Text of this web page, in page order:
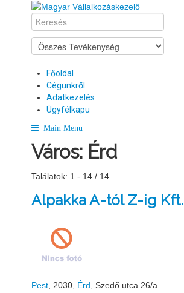
Főoldal
Cégünkről
Adatkezelés
Ügyfélkapu
Main Menu
Város: Érd
Találatok: 1 - 14 / 14
Alpakka A-tól Z-ig Kft.
Pest, 2030, Érd, Szedő utca 26/a.